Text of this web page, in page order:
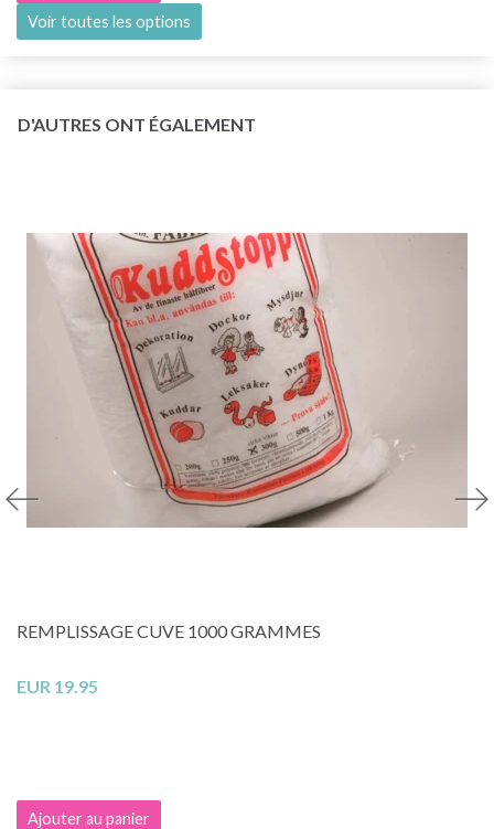
Voir toutes les options
D'AUTRES ONT ÉGALEMENT
REMPLISSAGE CUVE 1000 GRAMMES
EUR 19.95
Ajouter au panier